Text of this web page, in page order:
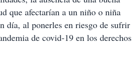
que afectarían a un niño o niña
día, al ponerles en riesgo de sufrir
de covid-19 en los derechos